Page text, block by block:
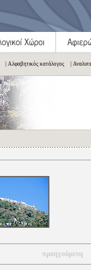
| Αλφαβητικός κατάλογος |
προηγούμενη